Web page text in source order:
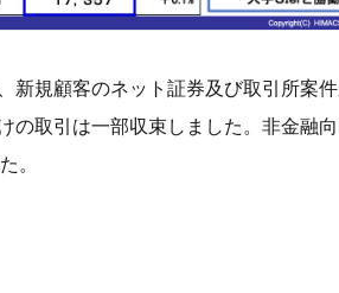
新規顧客のネット証券及び取引所案
の取引は一部収束しました。非金融
。